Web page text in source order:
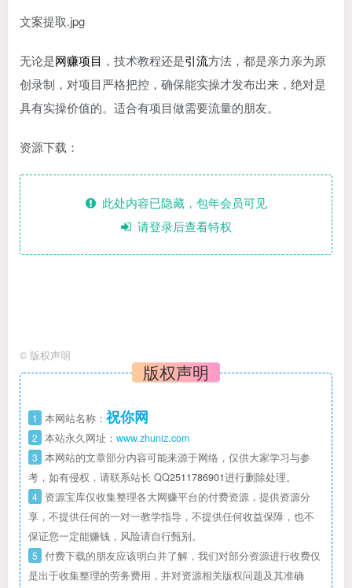
文案提取.jpg
无论是网赚项目 ，技术教程还是引流方法，都是亲力亲为原
创录制，对项目严格把控，确保能实操才发布出来，绝对是
具有实操价值的。适合有项目做需要流量的朋友。
资源下载：
此处内容已隐藏，包年会员可见
请登录后查看特权
© 版权声明
版权声明
1 本网站名称： 祝你网
2 本站永久网址： www.zhuniz.com
3 本网站的文章部分内容可能来源于网络，仅供大家学习与参
考，如有侵权，请联系站长 QQ2511786901进行删除处理。
4 资源宝库仅收集整理各大网赚平台的付费资源，提供资源分
享，不提供任何的一对一教学指导，不提供任何收益保障，也不
保证您一定能赚钱，风险请自行甄别。
5 付费下载的朋友应该明白并了解，我们对部分资源进行收费仅
是出于收集整理的劳务费用，并对资源相关版权问题及其准确